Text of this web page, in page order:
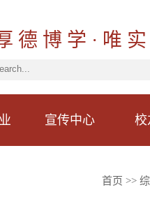
德 博 学 · 唯
宣传中心 校
首页 >>